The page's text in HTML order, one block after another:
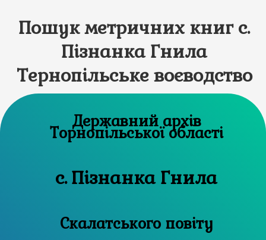
Пошук метричних книг с.
Пізнанка Гнила
Тернопільське воєводство
Державний архів
Торнопільської області
с. Пізнанка Гнила
Скалатського повіту